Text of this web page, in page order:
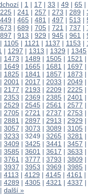
| 1 | 17 | 33 | 49 | 65 |
225 | 241 | 257 | 273 | 289 |
449 | 465 | 481 | 497 | 513 |
673 | 689 | 705 | 721 | 737 |
897 | 913 | 929 | 945 | 961 |
| 1105 | 1121 | 1137 | 1153 |
| 1297 | 1313 | 1329 | 1345
| 1473 | 1489 | 1505 | 1521 |
| 1649 | 1665 | 1681 | 1697 |
| 1825 | 1841 | 1857 | 1873 |
| 2001 | 2017 | 2033 | 2049 |
| 2177 | 2193 | 2209 | 2225 |
| 2353 | 2369 | 2385 | 2401 |
| 2529 | 2545 | 2561 | 2577 |
| 2705 | 2721 | 2737 | 2753 |
| 2881 | 2897 | 2913 | 2929 |
| 3057 | 3073 | 3089 | 3105 |
| 3233 | 3249 | 3265 | 3281 |
| 3409 | 3425 | 3441 | 3457 |
| 3585 | 3601 | 3617 | 3633 |
| 3761 | 3777 | 3793 | 3809 |
| 3937 | 3953 | 3969 | 3985 |
| 4113 | 4129 | 4145 | 4161 |
| 4289 | 4305 | 4321 | 4337 |
| další »